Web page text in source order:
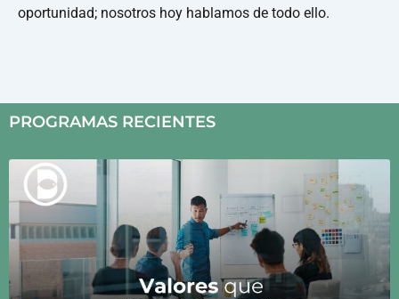
oportunidad; nosotros hoy hablamos de todo ello.
PROGRAMAS RECIENTES